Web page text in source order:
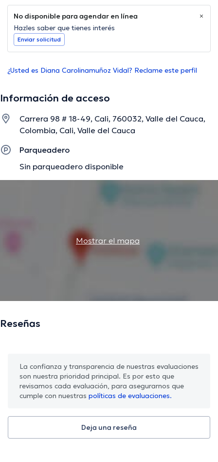
No disponible para agendar en línea
Hazles saber que tienes interés
Enviar solicitud
¿Usted es Diana Carolinamuñoz Vidal? Reclame este perfil
Información de acceso
Carrera 98 # 18-49, Cali, 760032, Valle del Cauca,
Colombia, Cali, Valle del Cauca
Parqueadero
Sin parqueadero disponible
Mostrar el mapa
Reseñas
La confianza y transparencia de nuestras evaluaciones
son nuestra prioridad principal. Es por esto que
revisamos cada evaluación, para asegurarnos que
cumple con nuestras políticas de evaluaciones.
Deja una reseña